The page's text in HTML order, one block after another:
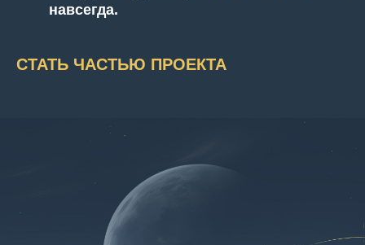
навсегда.
СТАТЬ ЧАСТЬЮ ПРОЕКТА